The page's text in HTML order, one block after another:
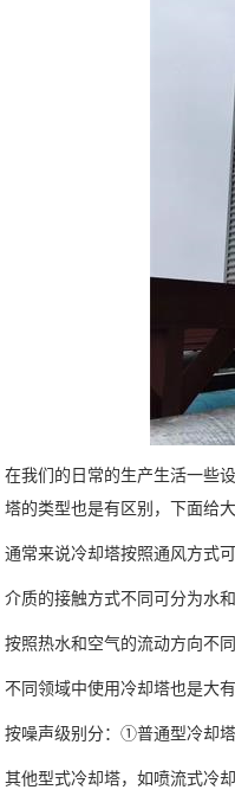
在我们的日常的生产生活一些
塔的类型也是有区别，下面给
通常来说冷却塔按照通风方式
介质的接触方式不同可分为水
按照热水和空气的流动方向不
不同领域中使用冷却塔也是大
按噪声级别分：①普通型冷却
其他型式冷却塔，如喷流式冷